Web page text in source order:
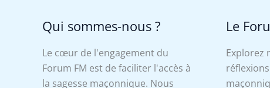
Qui sommes-nous ?
Le cœur de l'engagement du
Forum FM est de faciliter l'accès à
la sagesse maçonnique. Nous
Le
Explorez